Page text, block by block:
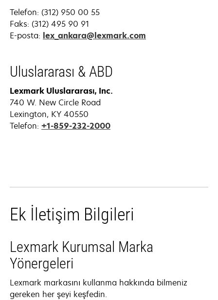
Telefon: (312) 950 00 55
Faks: (312) 495 90 91
E-posta: lex_ankara@lexmark.com
Uluslararası & ABD
Lexmark Uluslararası, Inc.
740 W. New Circle Road
Lexington, KY 40550
Telefon: +1-859-232-2000
Ek İletişim Bilgileri
Lexmark Kurumsal Marka
Yönergeleri
Lexmark markasını kullanma hakkında bilmeniz
gereken her şeyi keşfedin.